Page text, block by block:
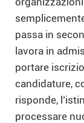
passa in
lavora in
portare
candidature,
risponde,
processare